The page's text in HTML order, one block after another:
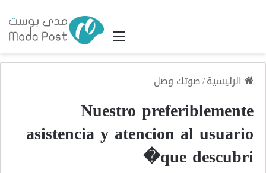
القائمة
الرئيسية/صوتك وصل
Nuestro preferiblemente
asistencia y atencion al usuario
que descubri�